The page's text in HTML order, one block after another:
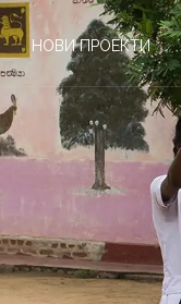
НОВИ ПРОЕКТИ